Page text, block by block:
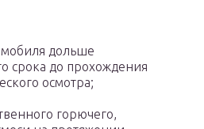
дольше
срока до прохождения
осмотра;
горючего,